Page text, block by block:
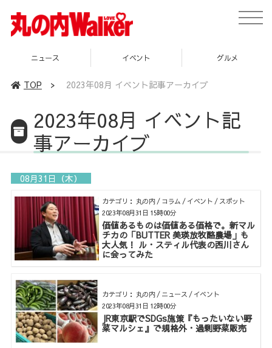
toggle
ニュース イベント グルメ
TOP > 2023年08月 イベント記事アーカイブ
2023年08月 イベント記
事アーカイブ
08月31日（木）
カテゴリ： 丸の内 / コラム / イベント / スポット
価値あるものは価値ある価格で。新マル
チカの「BUTTER 美瑛放牧酪農場」も
大人気！ ル・スティル代表の西川さん
に会ってみた
2023年08月31日 15時00分
カテゴリ： 丸の内 / ニュース / イベント
JR東京駅でSDGs施策『もったいない野
菜マルシェ』で規格外・過剰野菜販売
2023年08月31日 12時00分